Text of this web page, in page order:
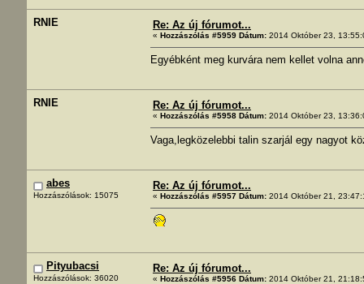
RNIE Re: Az új fórumot...
« Hozzászólás #5959 Dátum: 2014 Október 23,
Egyébként meg kurvára nem kellet volna
RNIE Re: Az új fórumot...
« Hozzászólás #5958 Dátum: 2014 Október 23,
Vaga,legközelebbi talin szarjál egy nagyot
abes
Hozzászólások: 15075
Re: Az új fórumot...
« Hozzászólás #5957 Dátum: 2014 Október 21,
Pityubacsi
Hozzászólások: 36020
Re: Az új fórumot...
« Hozzászólás #5956 Dátum: 2014 Október 21,